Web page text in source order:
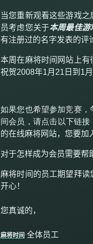
当您重新观看这些游戏
员考虑您关于本周最佳游
有注册过的名字发表的评
本周在麻将时间网站上有
祝贺2008年1月 21 日到 1月
如果您也希望参加竞赛，
间会员，请点击以下链接
的在线麻将网站，您要加
对于怎样成为会员需要帮
麻将时间的员工期望拜读
开心！
您真诚的，
麻将时间 全体员工